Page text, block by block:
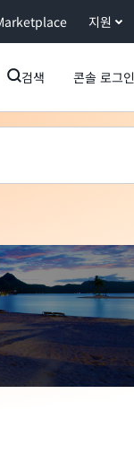
지원
검색 콘솔 로그인